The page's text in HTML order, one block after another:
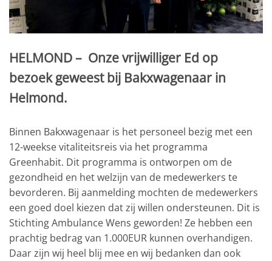
HELMOND – Onze vrijwilliger Ed op
bezoek geweest bij Bakxwagenaar in
Helmond.
Binnen Bakxwagenaar is het personeel bezig met een
12-weekse vitaliteitsreis via het programma
Greenhabit. Dit programma is ontworpen om de
gezondheid en het welzijn van de medewerkers te
bevorderen. Bij aanmelding mochten de medewerkers
een goed doel kiezen dat zij willen ondersteunen. Dit is
Stichting Ambulance Wens geworden! Ze hebben een
prachtig bedrag van 1.000EUR kunnen overhandigen.
Daar zijn wij heel blij mee en wij bedanken dan ook